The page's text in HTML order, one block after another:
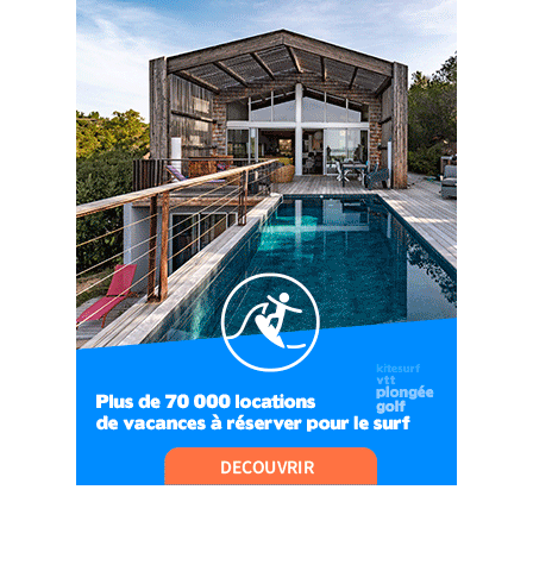
#EP7 VLOG : DE LA RAQUETTE EN PLEIN MILIEU
DU BEAUFORTAIN
04:09
#Ep8 VLOG : DÉCOUVERTE DU VERCORS ET DU
BASSIN GRENOBLOIS !
09:04
#Ep9 VLOG : UN SPORTIHOME CHEZ
SPORTIHOME !
07:21
#Ep10 VLOG : UN SEJOUR SPORTIF PROCHE DE
PARIS !
07:37
#Ep11 VLOG : SÉJOUR AU BORD DE LA SAÔNE
ET AU LAC D’AIGUEBELETTE
05:55
#Ep12 VLOG : ANNECY, ENTRE LAC ET
06:26
UN SÉJOUR SPORT & NATURE
07:19